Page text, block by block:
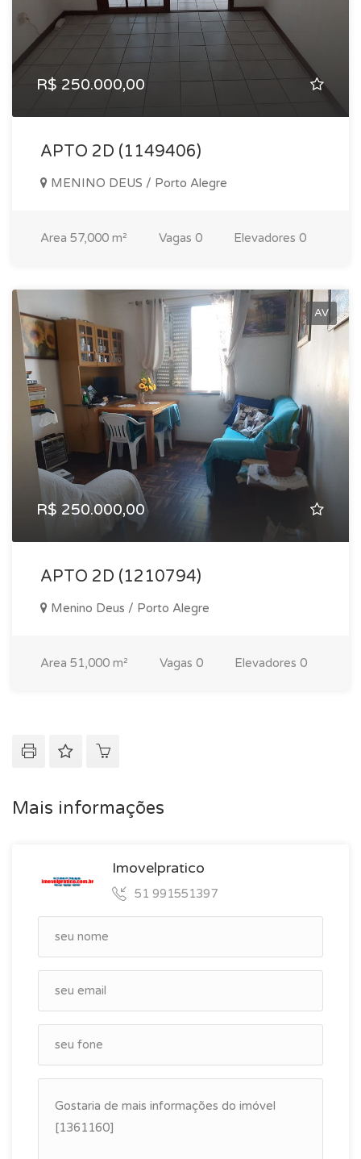
R$ 250.000,00
APTO 2D (1149406)
MENINO DEUS / Porto Alegre
Area 57,000 m² Vagas 0 Elevadores 0
AV
R$ 250.000,00
APTO 2D (1210794)
Menino Deus / Porto Alegre
Area 51,000 m² Vagas 0 Elevadores 0
Mais informações
Imovelpratico
51 991551397